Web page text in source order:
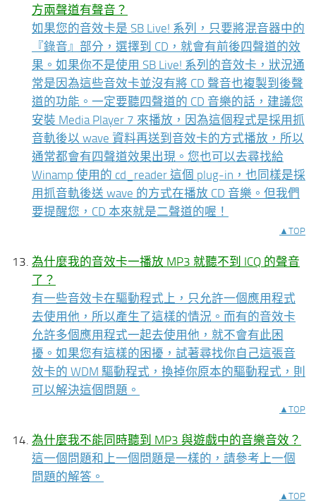
方兩聲道有聲音？
如果您的音效卡是 SB Live! 系列，只要將混音器中的
『錄音』部分，選擇到 CD，就會有前後四聲道的效
果。如果你不是使用 SB Live! 系列的音效卡，狀況通
常是因為這些音效卡並沒有將 CD 聲音也複製到後聲
道的功能。一定要聽四聲道的 CD 音樂的話，建議您
安裝 Media Player 7 來播放，因為這個程式是採用抓
音軌後以 wave 資料再送到音效卡的方式播放，所以
通常都會有四聲道效果出現。您也可以去尋找給
Winamp 使用的 cd_reader 這個 plug-in，也同樣是採
用抓音軌後送 wave 的方式在播放 CD 音樂。但我們
要提醒您，CD 本來就是二聲道的喔！
▲TOP
為什麼我的音效卡一播放 MP3 就聽不到 ICQ 的聲音
了？
有一些音效卡在驅動程式上，只允許一個應用程式
去使用他，所以產生了這樣的情況。而有的音效卡
允許多個應用程式一起去使用他，就不會有此困
擾。如果您有這樣的困擾，試著尋找你自己這張音
效卡的 WDM 驅動程式，換掉你原本的驅動程式，則
可以解決這個問題。
▲TOP
為什麼我不能同時聽到 MP3 與遊戲中的音樂音效？
這一個問題和上一個問題是一樣的，請參考上一個
問題的解答。
▲TOP